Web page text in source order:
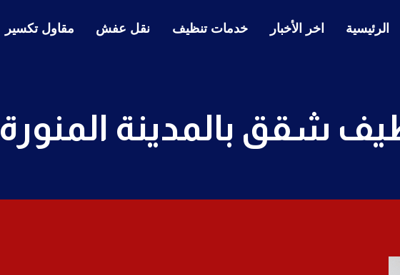
الرئيسية اخر الأخبار خدمات تنظيف نقل عفش مقاول تكسير
شقق بالمدينة المنورة